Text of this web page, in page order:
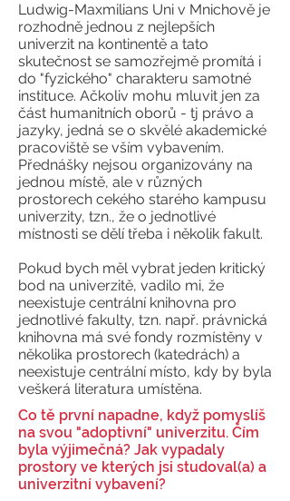
Ludwig-Maxmilians Uni v Mnichově je
rozhodně jednou z nejlepších
univerzit na kontinentě a tato
skutečnost se samozřejmě promítá i
do "fyzického" charakteru samotné
instituce. Ačkoliv mohu mluvit jen za
část humanitních oborů - tj právo a
jazyky, jedná se o skvělé akademické
pracoviště se vším vybavením.
Přednášky nejsou organizovány na
jednou místě, ale v různých
prostorech cekého starého kampusu
univerzity, tzn., že o jednotlivé
místnosti se dělí třeba i několik fakult.
Pokud bych měl vybrat jeden kritický
bod na univerzitě, vadilo mi, že
neexistuje centrální knihovna pro
jednotlivé fakulty, tzn. např. právnická
knihovna má své fondy rozmístěny v
několika prostorech (katedrách) a
neexistuje centrální místo, kdy by byla
veškerá literatura umístěna.
Co tě první napadne, když pomyslíš
na svou "adoptivní" univerzitu. Čím
byla výjimečná? Jak vypadaly
prostory ve kterých jsi studoval(a) a
univerzitní vybavení?